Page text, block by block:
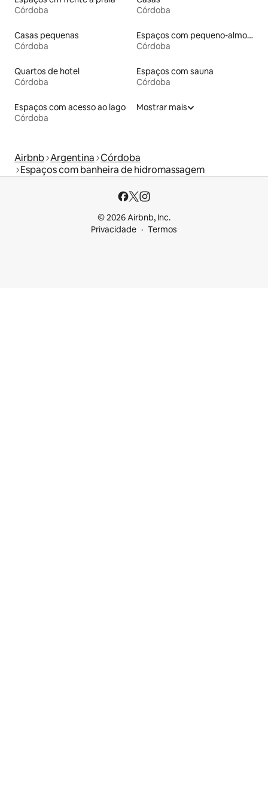
Córdoba
Córdoba
Casas pequenas
Córdoba
Espaços com pequeno-almoço
Córdoba
Quartos de hotel
Córdoba
Espaços com sauna
Córdoba
Espaços com acesso ao lago
Córdoba
Mostrar mais
Airbnb Argentina Córdoba
Espaços com banheira de hidromassagem
© 2026 Airbnb, Inc.
Privacidade
Termos